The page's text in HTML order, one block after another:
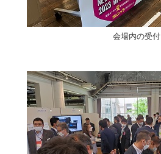
会場内の受付